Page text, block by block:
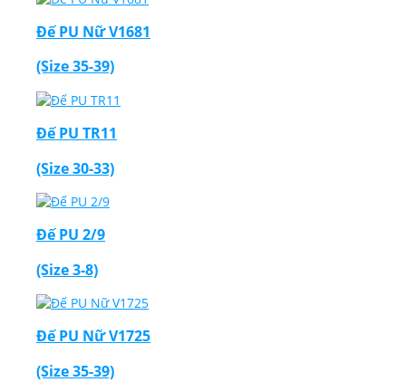
Đế PU Nữ V1681
(Size 35-39)
Đế PU TR11
(Size 30-33)
Đế PU 2/9
(Size 3-8)
Đế PU Nữ V1725
(Size 35-39)